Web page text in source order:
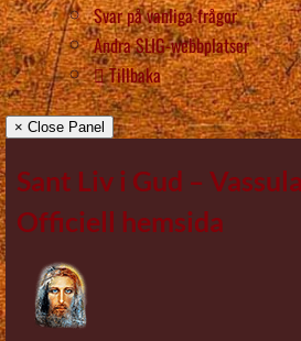
Svar på vanliga frågor
Andra SLIG-webbplatser
Tillbaka
× Close Panel
Sant Liv i Gud –
Officiell hemsida